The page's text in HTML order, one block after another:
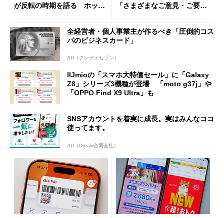
が反転の時期を語る ホッピ
「さまざまなご意見・ご要望
全経営者・個人事業主が作るべき「圧倒的コス
パのビジネスカード」
AD（クレディセゾン）
IIJmioの「スマホ大特価セール」に「Galaxy
Z8」シリーズ3機種が登場 「moto g37j」や
「OPPO Find X9 Ultra」も
SNSアカウントを着実に成長。実はみんなココ
使ってます。
AD（Dreaw合同会社）